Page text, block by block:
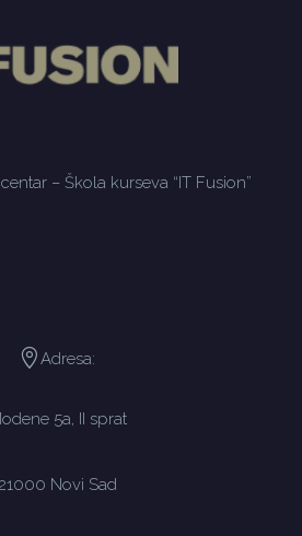
– Škola kurseva “IT Fusion”
Adresa:
5a, II sprat
21000 Novi Sad